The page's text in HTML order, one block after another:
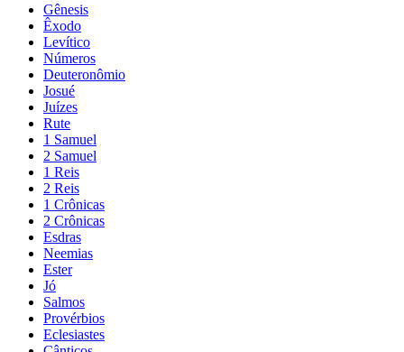
Gênesis
Êxodo
Levítico
Números
Deuteronômio
Josué
Juízes
Rute
1 Samuel
2 Samuel
1 Reis
2 Reis
1 Crônicas
2 Crônicas
Esdras
Neemias
Ester
Jó
Salmos
Provérbios
Eclesiastes